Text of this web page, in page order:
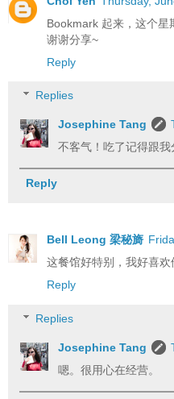
Bookmark 起来，这个星
谢谢分享~
Reply
Replies
Josephine Tang
不客气！吃了记得跟我
Reply
Bell Leong 梁秘旖
这餐馆好特别，我好喜
Reply
Replies
Josephine Tang
嗯。很用心在经营。